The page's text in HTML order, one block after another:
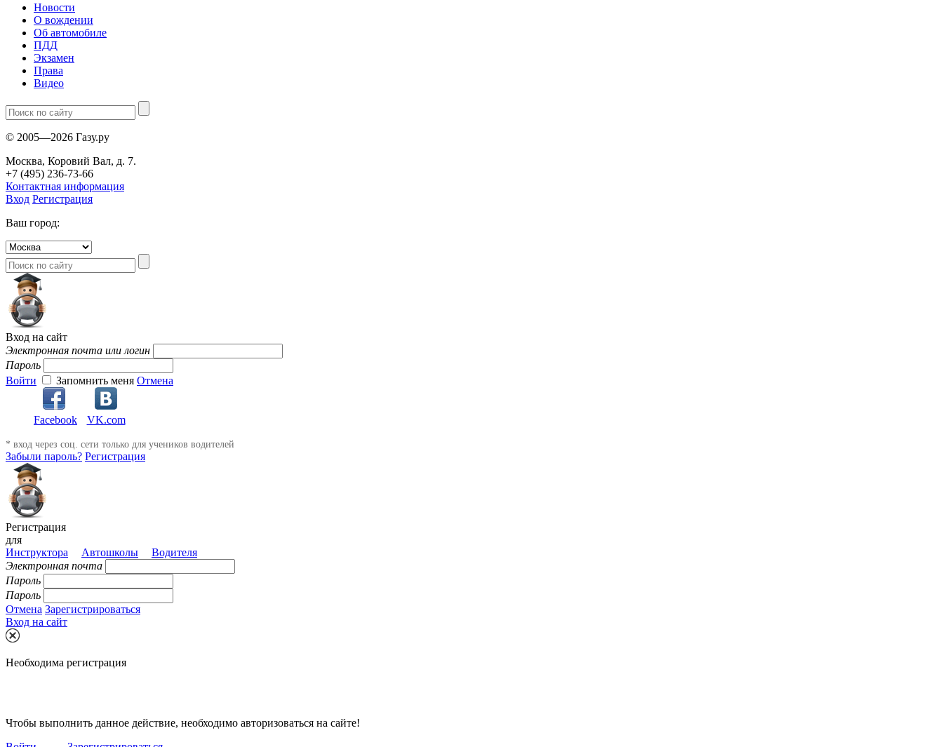
Новости
О вождении
Об автомобиле
ПДД
Экзамен
Права
Видео
© 2005—2026 Газу.ру
Москва, Коровий Вал, д. 7.
+7 (495) 236-73-66
Контактная информация
Вход Регистрация
Ваш город:
Вход на сайт
Электронная почта или логин
Пароль
Войти
Запомнить меня Отмена
Facebook VK.com
* вход через соц. сети только для учеников водителей
Забыли пароль? Регистрация
Регистрация
для
Инструктора
Автошколы
Водителя
Электронная почта
Пароль
Пароль
Отмена Зарегистрироваться
Вход на сайт
Необходима регистрация
Чтобы выполнить данное действие, необходимо авторизоваться на сайте!